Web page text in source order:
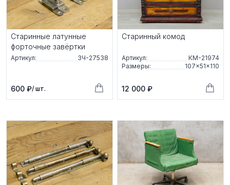
Старинные латунные
форточные завёртки
Артикул: ЗЧ-27538
600 ₽/ шт.
Старинный комод
Артикул:
КМ-21974
Размеры:
107×51×110
12 000 ₽